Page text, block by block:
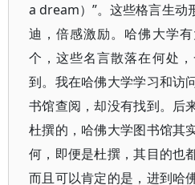
a dream）”。这些格言生动
迪，倍感激励。哈佛大学
个，这些名言散落在何处
到。我在哈佛大学学习和访
书馆查阅，却没有找到。后
杜撰的，哈佛大学图书馆其
何，即便是杜撰，其目的也
而且可以肯定的是，进到哈